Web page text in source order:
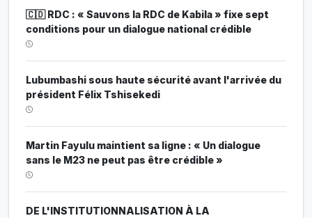
🇨🇩 RDC : « Sauvons la RDC de Kabila » fixe sept
conditions pour un dialogue national crédible
Lubumbashi sous haute sécurité avant l'arrivée du
président Félix Tshisekedi
Martin Fayulu maintient sa ligne : « Un dialogue
sans le M23 ne peut pas être crédible »
DE L'INSTITUTIONNALISATION À LA